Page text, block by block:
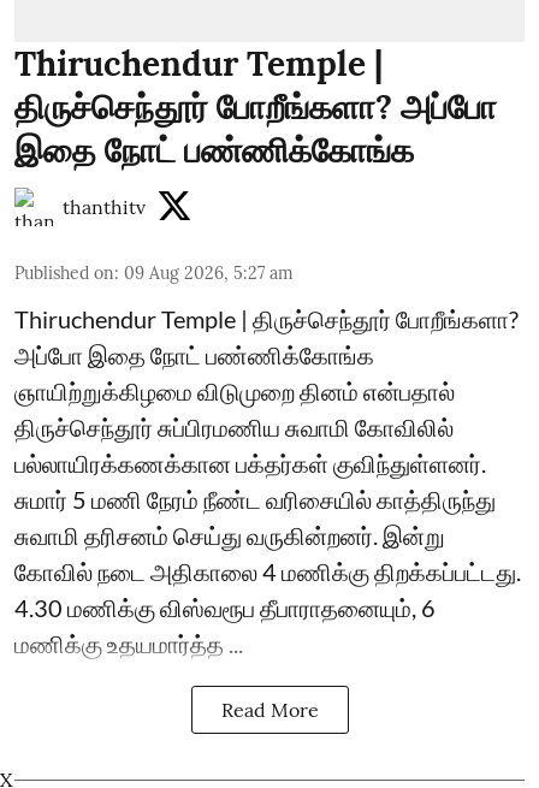
Thiruchendur Temple |
திருச்செந்தூர் போறீங்களா? அப்போ
இதை நோட் பண்ணிக்கோங்க
thanthitv
Published on: 09 Aug 2026, 5:27 am
Thiruchendur Temple | திருச்செந்தூர் போறீங்களா?
அப்போ இதை நோட் பண்ணிக்கோங்க
ஞாயிற்றுக்கிழமை விடுமுறை தினம் என்பதால்
திருச்செந்தூர் சுப்பிரமணிய சுவாமி கோவிலில்
பல்லாயிரக்கணக்கான பக்தர்கள் குவிந்துள்ளனர்.
சுமார் 5 மணி நேரம் நீண்ட வரிசையில் காத்திருந்து
சுவாமி தரிசனம் செய்து வருகின்றனர். இன்று
கோவில் நடை அதிகாலை 4 மணிக்கு திறக்கப்பட்டது.
4.30 மணிக்கு விஸ்வரூப தீபாராதனையும், 6
மணிக்கு உதயமார்த்த ...
Read More
X